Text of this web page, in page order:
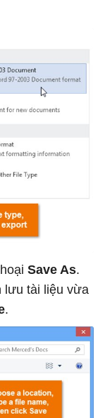
Save As.
lưu tài liệu vừa
.